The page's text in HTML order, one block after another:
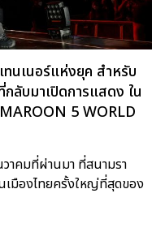
ทนเนอร์แห่งยุค สำหรับ
ลับมาเปิดการแสดง ใน
5 WORLD
าคมที่ผ่านมา ที่สนามรา
เมืองไทยครั้งใหญ่ที่สุดของ